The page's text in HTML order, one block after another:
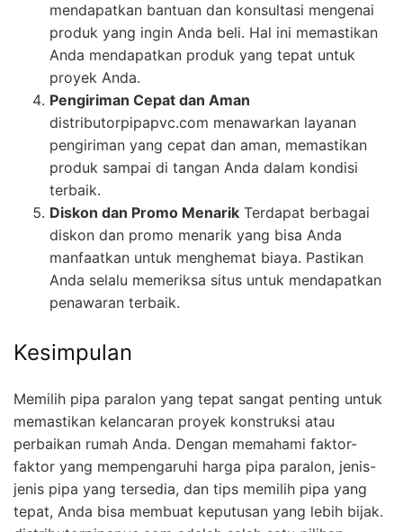
mendapatkan bantuan dan konsultasi mengenai
produk yang ingin Anda beli. Hal ini memastikan
Anda mendapatkan produk yang tepat untuk
proyek Anda.
Pengiriman Cepat dan Aman
distributorpipapvc.com menawarkan layanan
pengiriman yang cepat dan aman, memastikan
produk sampai di tangan Anda dalam kondisi
terbaik.
Diskon dan Promo Menarik Terdapat berbagai
diskon dan promo menarik yang bisa Anda
manfaatkan untuk menghemat biaya. Pastikan
Anda selalu memeriksa situs untuk mendapatkan
penawaran terbaik.
Kesimpulan
Memilih pipa paralon yang tepat sangat penting untuk
memastikan kelancaran proyek konstruksi atau
perbaikan rumah Anda. Dengan memahami faktor-
faktor yang mempengaruhi harga pipa paralon, jenis-
jenis pipa yang tersedia, dan tips memilih pipa yang
tepat, Anda bisa membuat keputusan yang lebih bijak.